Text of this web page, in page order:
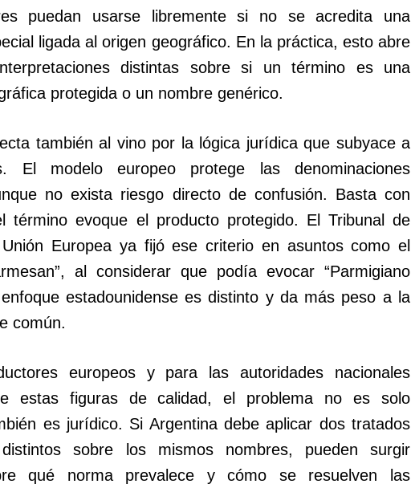
puedan usarse libremente si no se acredita una
ligada al origen geográfico. En la práctica, esto abre
distintas sobre si un término es una
protegida o un nombre genérico.
también al vino por la lógica jurídica que subyace a
El modelo europeo protege las denominaciones
no exista riesgo directo de confusión. Basta con
término evoque el producto protegido. El Tribunal de
Europea ya fijó ese criterio en asuntos como el
al considerar que podía evocar “Parmigiano
enfoque estadounidense es distinto y da más peso a la
común.
europeos y para las autoridades nacionales
estas figuras de calidad, el problema no es solo
es jurídico. Si Argentina debe aplicar dos tratados
sobre los mismos nombres, pueden surgir
qué norma prevalece y cómo se resuelven las